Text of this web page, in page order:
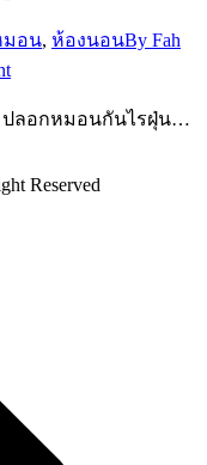
มอน, ห้องนอนBy Fah
ปลอกหมอนกันไรฝุ่น…
Reserved